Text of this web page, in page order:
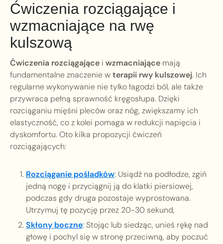
Ćwiczenia rozciągające i
wzmacniające na rwę
kulszową
Ćwiczenia rozciągające i wzmacniające mają
fundamentalne znaczenie wterapii rwy kulszowej. Ich
regularne wykonywanie nie tylko łagodzi ból, ale także
przywraca pełną sprawność kręgosłupa. Dzięki
rozciąganiu mięśni pleców oraz nóg, zwiększamy ich
elastyczność, co z kolei pomaga w redukcji napięcia i
dyskomfortu. Oto kilka propozycji ćwiczeń
rozciągających:
Rozciąganie pośladków: Usiądź na podłodze, zgiń
jedną nogę i przyciągnij ją do klatki piersiowej,
podczas gdy druga pozostaje wyprostowana.
Utrzymuj tę pozycję przez 20-30 sekund,
Skłony boczne: Stojąc lub siedząc, unieś rękę nad
głowę i pochyl się w stronę przeciwną, aby poczuć